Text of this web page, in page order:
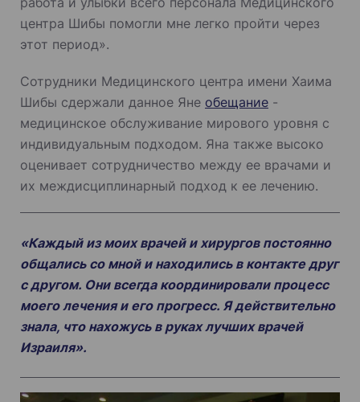
центра Шибы помогли мне легко пройти через
этот период».
Сотрудники Медицинского центра имени Хаима
Шибы сдержали данное Яне обещание -
медицинское обслуживание мирового уровня с
индивидуальным подходом. Яна также высоко
оценивает сотрудничество между ее врачами и
их междисциплинарный подход к ее лечению.
«Каждый из моих врачей и хирургов постоянно
общались со мной и находились в контакте друг
с другом. Они всегда координировали процесс
моего лечения и его прогресс. Я действительно
знала, что нахожусь в руках лучших врачей
Израиля».